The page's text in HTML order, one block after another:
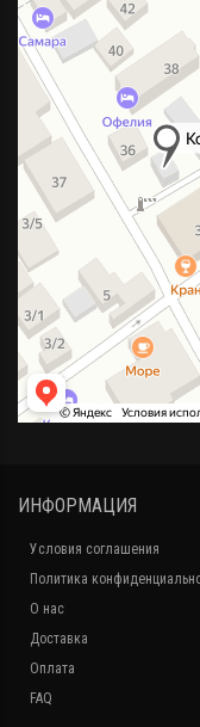
ИНФОРМАЦИЯ
Условия соглашения
Политика
О нас
Доставка
Оплата
FAQ